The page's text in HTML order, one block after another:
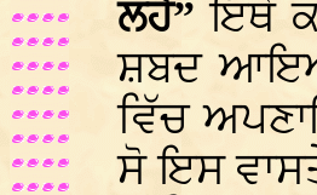
ਲਹੈ”ਇਥੇ
ਸ਼ਬਦ ਆਇਆ
ਵਿੱਚ
ਸੋ ਇਸ